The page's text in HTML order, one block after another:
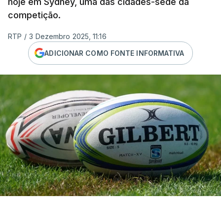
competição.
RTP / 3 Dezembro 2025, 11:16
ADICIONAR COMO FONTE INFORMATIVA